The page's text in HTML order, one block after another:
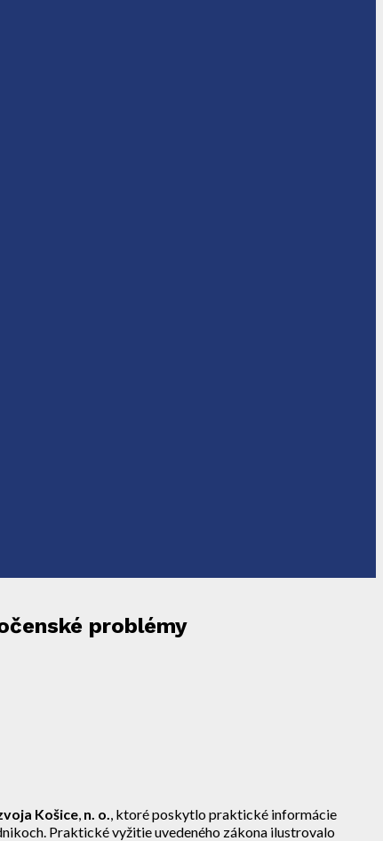
problémy
Košice n. o.
, ktoré poskytlo praktické informácie
Praktické vyžitie uvedeného zákona ilustrovalo